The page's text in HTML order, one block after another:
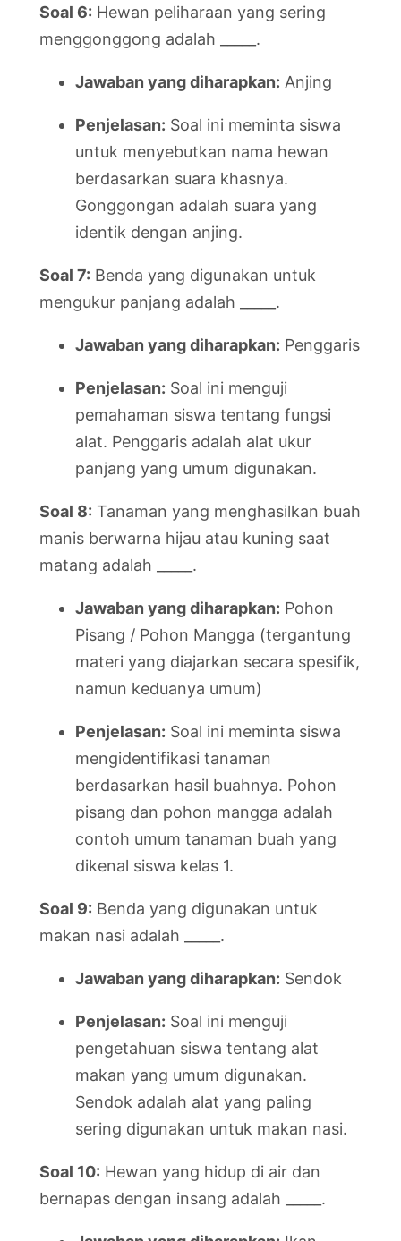
Soal 6: Hewan peliharaan yang sering
menggonggong adalah _____.
Jawaban yang diharapkan: Anjing
Penjelasan: Soal ini meminta siswa
untuk menyebutkan nama hewan
berdasarkan suara khasnya.
Gonggongan adalah suara yang
identik dengan anjing.
Soal 7: Benda yang digunakan untuk
mengukur panjang adalah _____.
Jawaban yang diharapkan: Penggaris
Penjelasan: Soal ini menguji
pemahaman siswa tentang fungsi
alat. Penggaris adalah alat ukur
panjang yang umum digunakan.
Soal 8: Tanaman yang menghasilkan buah
manis berwarna hijau atau kuning saat
matang adalah _____.
Jawaban yang diharapkan: Pohon
Pisang / Pohon Mangga (tergantung
materi yang diajarkan secara spesifik,
namun keduanya umum)
Penjelasan: Soal ini meminta siswa
mengidentifikasi tanaman
berdasarkan hasil buahnya. Pohon
pisang dan pohon mangga adalah
contoh umum tanaman buah yang
dikenal siswa kelas 1.
Soal 9: Benda yang digunakan untuk
makan nasi adalah _____.
Jawaban yang diharapkan: Sendok
Penjelasan: Soal ini menguji
pengetahuan siswa tentang alat
makan yang umum digunakan.
Sendok adalah alat yang paling
sering digunakan untuk makan nasi.
Soal 10: Hewan yang hidup di air dan
bernapas dengan insang adalah _____.